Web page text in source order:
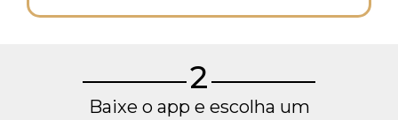
2
Baixe o app e escolha um